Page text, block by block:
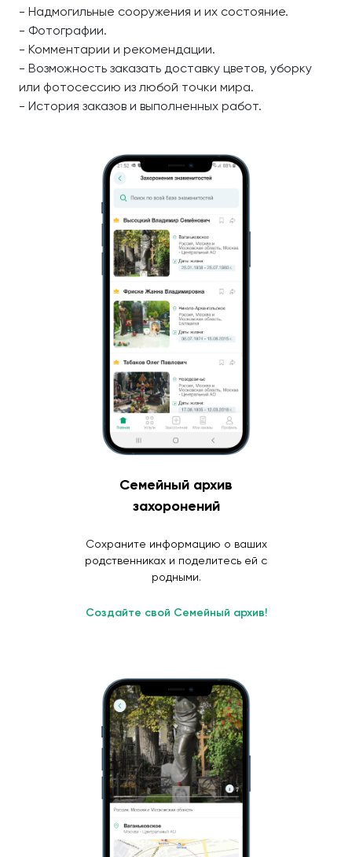
- Надмогильные сооружения и их состояние.
- Фотографии.
- Комментарии и рекомендации.
- Возможность заказать доставку цветов, уборку
или фотосессию из любой точки мира.
- История заказов и выполненных работ.
Семейный архив
захоронений
Сохраните информацию о ваших
родственниках и поделитесь ей с
родными.
Создайте свой Семейный архив!